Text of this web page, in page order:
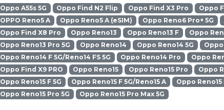
Oppo A55s 5G Oppo Find N2 Flip Oppo Find X3 Pro Oppo
OPPO Reno5 A
Oppo Reno5 A (eSIM) Oppo Reno6 Pro+ 5G
Oppo Find X8 Pro
Oppo Reno13 Oppo Reno13 F Oppo
Oppo Reno13 Pro 5G
Oppo Reno14 Oppo Reno14 5G
Oppo
Oppo Reno14 F 5G/Reno14 FS 5G
Oppo Reno14 Pro Oppo
Oppo Find X9 PRO
Oppo Reno15 Oppo Reno15 Pro Oppo
Oppo Reno15 F 5G
Oppo Reno15 F 5G/Reno15 A
Oppo Reno15
Oppo Reno15 Pro 5G
Oppo Reno15 Pro Max 5G